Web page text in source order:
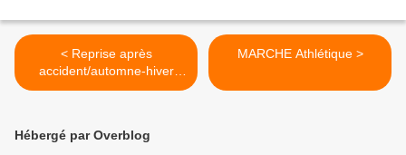
< Reprise après
accident/automne-hiver
2011-12
MARCHE Athlétique >
Hébergé par Overblog